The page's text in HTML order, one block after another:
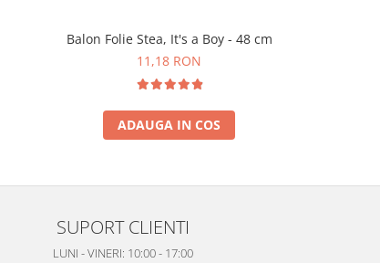
Balon Folie Stea, It's a Boy - 48 cm
11,18 RON
ADAUGA IN COS
SUPORT CLIENTI
LUNI - VINERI: 10:00 - 17:00